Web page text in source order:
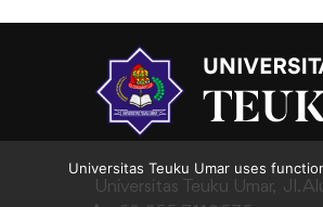
Universitas Teuku Umar, Jl.
Universitas Teuku Umar uses